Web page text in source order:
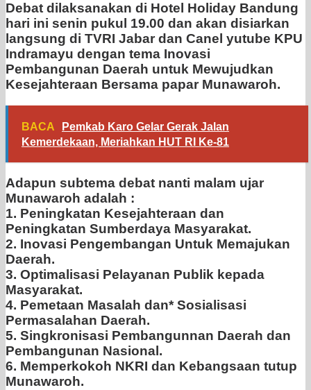
Debat dilaksanakan di Hotel Holiday Bandung
hari ini senin pukul 19.00 dan akan disiarkan
langsung di TVRI Jabar dan Canel yutube KPU
Indramayu dengan tema Inovasi
Pembangunan Daerah untuk Mewujudkan
Kesejahteraan Bersama papar Munawaroh.
BACA
Pemkab Karo Gelar Gerak Jalan
Kemerdekaan, Meriahkan HUT RI Ke-81
Adapun subtema debat nanti malam ujar
Munawaroh adalah :
1. Peningkatan Kesejahteraan dan
Peningkatan Sumberdaya Masyarakat.
2. Inovasi Pengembangan Untuk Memajukan
Daerah.
3. Optimalisasi Pelayanan Publik kepada
Masyarakat.
4. Pemetaan Masalah dan* Sosialisasi
Permasalahan Daerah.
5. Singkronisasi Pembangunnan Daerah dan
Pembangunan Nasional.
6. Memperkokoh NKRI dan Kebangsaan tutup
Munawaroh.